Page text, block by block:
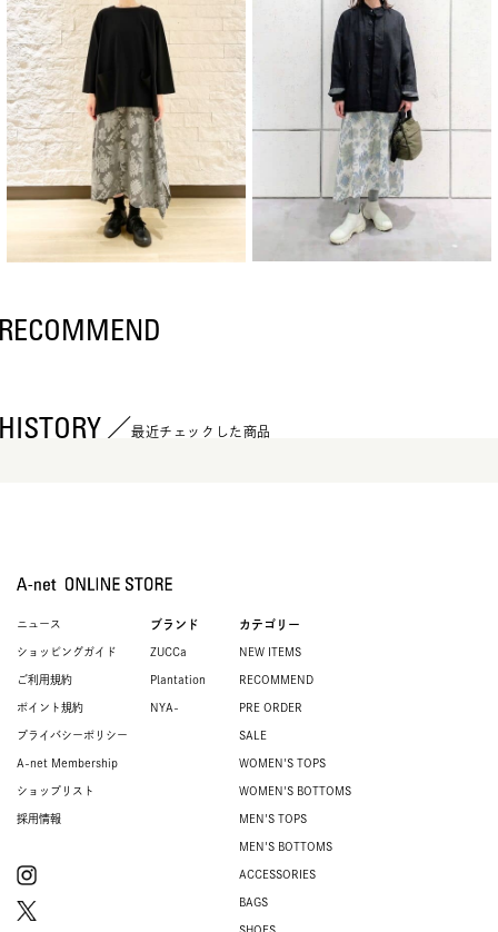
最近チェックした商品
ニュース
ショッピングガイド
ご利用規約
ポイント規約
プライバシーポリシー
A-net Membership
ショップリスト
採用情報
ブランド
ZUCCa
Plantation
NYA-
カテゴリー
NEW ITEMS
RECOMMEND
PRE ORDER
SALE
WOMEN'S TOPS
WOMEN'S BOTTOMS
MEN'S TOPS
MEN'S BOTTOMS
ACCESSORIES
BAGS
SHOES